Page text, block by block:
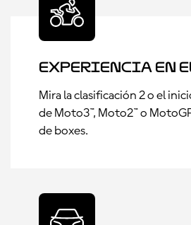
Experiencia en
Mira la clasificación 2 o el
de Moto3™, Moto2™ o
de boxes.